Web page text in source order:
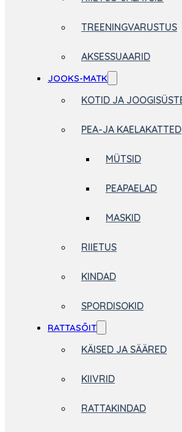
TREENINGVARUSTUS
AKSESSUAARID
JOOKS-MATK
KOTID JA
PEA-JA KAELAKATTED
MÜTSID
PEAPAELAD
MASKID
RIIETUS
KINDAD
SPORDISOKID
RATTASÕIT
KÄISED JA SÄÄRED
KIIVRID
RATTAKINDAD